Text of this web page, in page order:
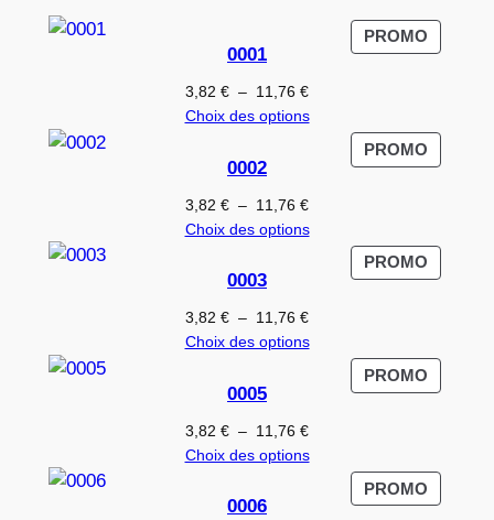
PROMO
EN
0001
3,82 € – 11,76 €Plage
de
3,82 €
11,76 €
Choix des options
PROMO
EN
0002
3,82 € – 11,76 €Plage
de
3,82 €
11,76 €
Choix des options
PROMO
EN
0003
3,82 € – 11,76 €Plage
de
3,82 €
11,76 €
Choix des options
PROMO
EN
0005
3,82 € – 11,76 €Plage
de
3,82 €
Choix des options
PROMO
EN
0006